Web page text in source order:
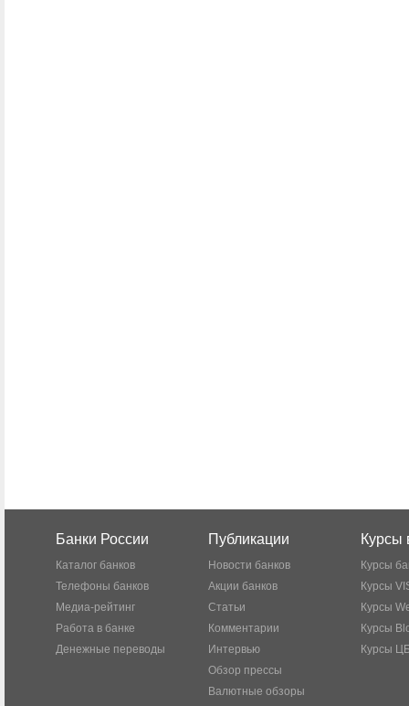
Банки России
Каталог банков
Телефоны банков
Медиа-рейтинг
Работа в банке
Денежные переводы
Публикации
Новости банков
Акции банков
Статьи
Комментарии
Интервью
Обзор прессы
Валютные обзоры
Курсы
Курсы
Курсы
Курсы
Курсы
Курсы